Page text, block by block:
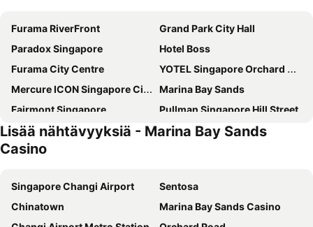
Furama RiverFront
Grand Park City Hall
Paradox Singapore
Hotel Boss
Furama City Centre
YOTEL Singapore Orchard Road
Mercure ICON Singapore City Centre
Marina Bay Sands
Fairmont Singapore
Pullman Singapore Hill Street
Carlton Hotel Singapore
Hotel Bencoolen Hong Kong Street
Holiday Inn Express Singapore Clarke Quay By Ihg
Holiday Inn Express & Suites Singapore Novena By Ihg
V Hotel Bencoolen
lyf Funan Singapore
PARKROYAL on Beach Road
Lisää nähtävyyksiä - Marina Bay Sands
Casino
Singapore Changi Airport
Sentosa
Chinatown
Marina Bay Sands Casino